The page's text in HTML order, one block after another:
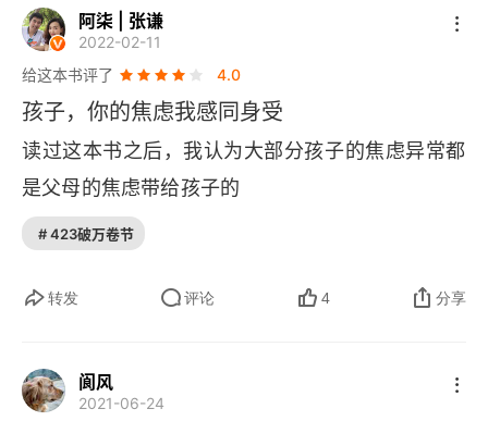
05 焦虑管理计划 帮助孩子应对焦虑的方法
第一步：理解孩子的感觉
第二步：给焦虑大脑重贴标签
第四步：关掉身体的警报
第二部分 直面焦虑 从害怕、担心到严重的焦虑
阿柒 | 张谦
2022-02-11
给这本书评了
4.0
孩子，你的焦虑我感同身受
读过这本书之后，我认为大部分孩子的焦虑异常都
是父母的焦虑带给孩子的
# 423破万卷节
转发 评论 4 分享
阆风
2021-06-24